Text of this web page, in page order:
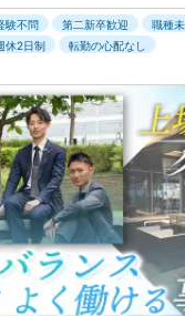
験不問 第二新卒歓迎
職種
休2日制 転勤の心配なし